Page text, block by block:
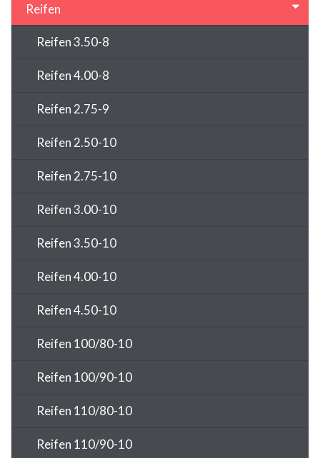
Reifen
Reifen 3.50-8
Reifen 4.00-8
Reifen 2.75-9
Reifen 2.50-10
Reifen 2.75-10
Reifen 3.00-10
Reifen 3.50-10
Reifen 4.00-10
Reifen 4.50-10
Reifen 100/80-10
Reifen 100/90-10
Reifen 110/80-10
Reifen 110/90-10